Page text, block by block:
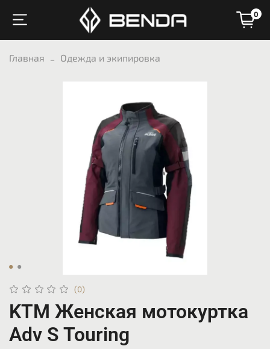
0
Главная Одежда и экипировка
(0)
KTM Женская мотокуртка
Adv S Touring